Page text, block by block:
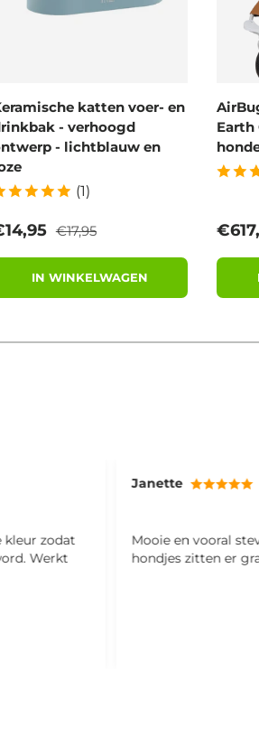
katten voer- en
- verhoogd
- lichtblauw en
(1)
Reguliere prijs
€17,95
IN WINKELWAGEN
Earth
kleur zodat
Werkt
Janette
Mooie en vooral stevige
hondjes zitten er